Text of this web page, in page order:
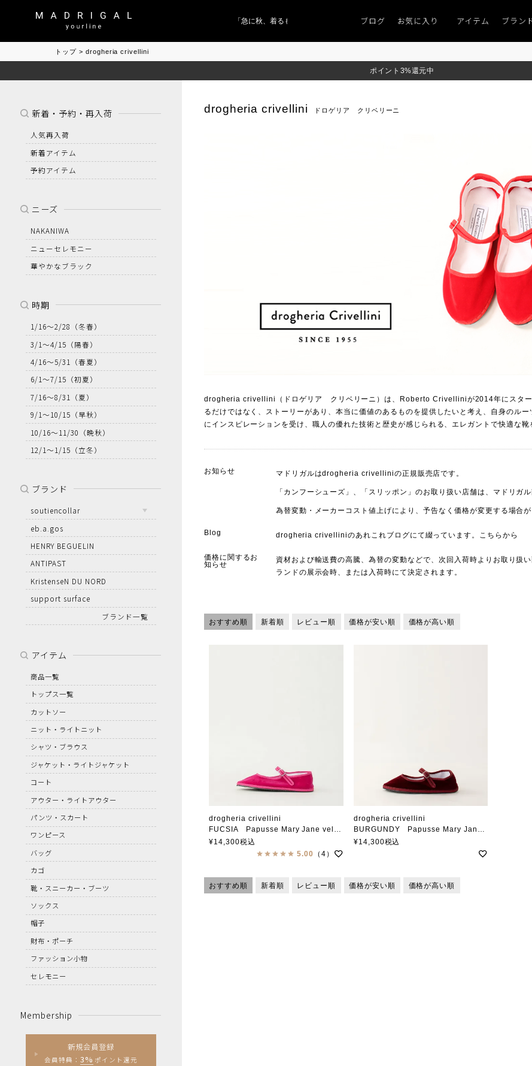
「急に秋、着るものがない」 「キレイなニット」 ポイント9％「マンスリーポイントキャ
ブログ お気に入り アイテム ブラン
トップ drogheria crivellini
ポイント3%還元中
drogheria crivellini ドロゲリア クリベリーニ
drogheria crivellini（ドロゲリア クリベリーニ）は、Roberto Crivelliniが2014年にスター
るだけではなく、ストーリーがあり、本当に価値のあるものを提供したいと考え、自身のル
にインスピレーションを受け、職人の優れた技術と歴史が感じられる、エレガントで快適な靴
お知らせ マドリガルはdrogheria crivelliniの正規販売店です。
「カンフーシューズ」、「スリッポン」のお取り扱い店舗は、 マドリガ
為替変動・メーカーコスト値上げにより、予告なく価格が変更する場合
Blog drogheria crivelliniのあれこれブログにて綴っています。 こちらから
価格に関するお
知らせ
資材および輸送費の高騰、為替の変動などで、次回入荷時よりお取り扱
ランドの展示会時、または入荷時にて決定されます。
おすすめ順 新着順 レビュー順 価格が安い順 価格が高い順
drogheria crivellini
FUCSIA Papusse Mary Jane velvet カンフーシューズ/ストラップシューズ
ドロゲリア・クリベリーニ
¥14,300税込
5.00 （4）
drogheria crivellini
BURGUNDY Papusse Mary Jane velvet カンフーシューズ/ストラップシューズ
ドロゲリア・クリベリーニ
¥14,300税込
おすすめ順 新着順 レビュー順 価格が安い順 価格が高い順
新着・予約・再入荷
人気再入荷
新着アイテム
予約アイテム
ニーズ
NAKANIWA
ニューセレモニー
華やかなブラック
時期
1/16～2/28 （冬春）
3/1～4/15 （陽春）
4/16～5/31
（春夏）
6/1～7/15 （初夏）
7/16～8/31
（夏）
9/1～10/15 （早秋）
10/16～11/30 （晩秋）
12/1～1/15 （立冬）
ブランド
soutiencollar
eb.a.gos
HENRY BEGUELIN
ANTIPAST
KristenseN DU NORD
support surface
ブランド一覧
アイテム
商品一覧
トップス一覧
カットソー
ニット・ライトニット
シャツ・ブラウス
ジャケット・ライトジャケット
コート
アウター・ライトアウター
パンツ・スカート
ワンピース
バッグ
カゴ
靴・スニーカー・ブーツ
ソックス
帽子
財布・ポーチ
ファッション小物
セレモニー
Membership
新規会員登録
会員特典： 3% ポイント還元